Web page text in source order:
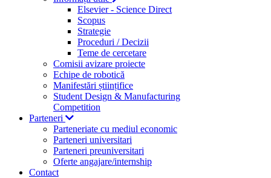
Elsevier - Science Direct
Scopus
Strategie
Proceduri / Decizii
Teme de cercetare
Comisii avizare proiecte
Echipe de robotică
Manifestări științifice
Student Design & Manufacturing
Competition
Parteneri
Parteneriate cu mediul economic
Parteneri universitari
Parteneri preuniversitari
Oferte angajare/internship
Contact